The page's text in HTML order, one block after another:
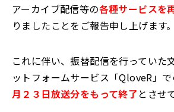
アーカイブ配信等の各種サービスを
りましたことをご報告申し上げます。
これに伴い、振替配信を行っていた
ットフォームサービス「QloveR」で
月２３日放送分をもって終了とさせ